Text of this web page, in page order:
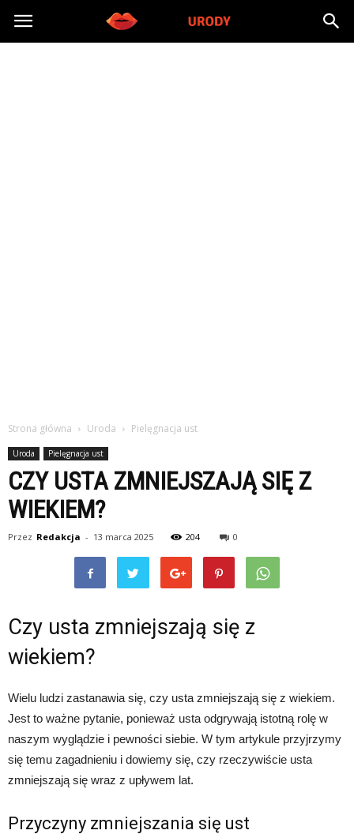
Morzeurody.pl
Strona główna Uroda Pielęgnacja ust
Uroda Pielęgnacja ust
CZY USTA ZMNIEJSZAJĄ SIĘ Z
WIEKIEM?
Przez Redakcja - 13 marca 2025 204 0
Czy usta zmniejszają się z
wiekiem?
Wielu ludzi zastanawia się, czy usta zmniejszają się z wiekiem.
Jest to ważne pytanie, ponieważ usta odgrywają istotną rolę w
naszym wyglądzie i pewności siebie. W tym artykule przyjrzymy
się temu zagadnieniu i dowiemy się, czy rzeczywiście usta
zmniejszają się wraz z upływem lat.
Przyczyny zmniejszania się ust